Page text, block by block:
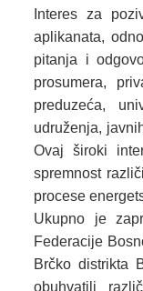
Interes za
aplikanata,
pitanja i
prosumera,
preduzeća,
udruženja,
Ovaj široki
spremnost
procese
Ukupno je
Federacije
Brčko distrikta
obuhvatili